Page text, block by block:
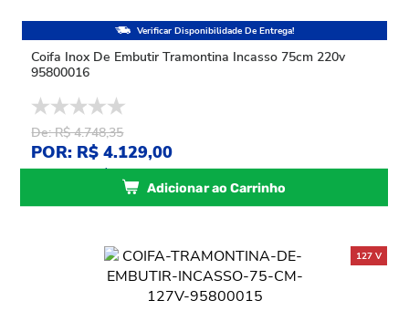
Coifa Inox De Embutir Tramontina Incasso 75cm 220v
95800016
De: R$ 4.748,35
POR: R$ 4.129,00
ou10xdeR$ 412,90sem juros
Adicionar ao Carrinho